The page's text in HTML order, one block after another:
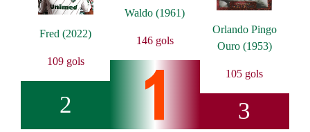
Fred (2022)
109 gols
2
Waldo (1961)
146 gols
Orlando Pingo
Ouro (1953)
105 gols
3